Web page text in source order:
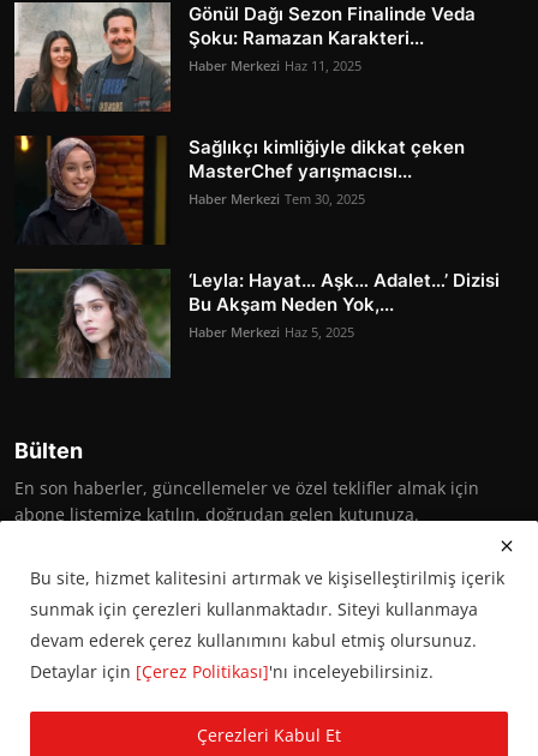
Gönül Dağı Sezon Finalinde Veda
Şoku: Ramazan Karakteri...
Haber Merkezi Haz 11, 2025
Sağlıkçı kimliğiyle dikkat çeken
MasterChef yarışmacısı...
Haber Merkezi Tem 30, 2025
‘Leyla: Hayat… Aşk… Adalet…’ Dizisi
Bu Akşam Neden Yok,...
Haber Merkezi Haz 5, 2025
Bülten
En son haberler, güncellemeler ve özel teklifler almak için
abone listemize katılın, doğrudan gelen kutunuza.
Abone Ol
KVKK Aydınlatma Metni
Bu site, hizmet kalitesini artırmak ve kişiselleştirilmiş içerik
sunmak için çerezleri kullanmaktadır. Siteyi kullanmaya
devam ederek çerez kullanımını kabul etmiş olursunuz.
Detaylar için [Çerez Politikası]'nı inceleyebilirsiniz.
Çerezleri Kabul Et